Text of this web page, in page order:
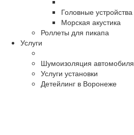
Головные устройства
Морская акустика
Роллеты для пикапа
Услуги
Шумоизоляция автомобиля
Услуги установки
Детейлинг в Воронеже